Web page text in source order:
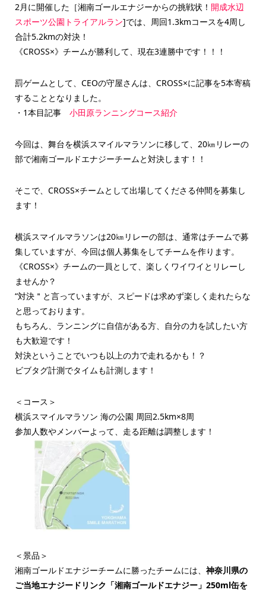
2月に開催した［湘南ゴールエナジーからの挑戦状！ 開成水辺
スポーツ公園トライアルラン]では、周回1.3kmコースを4周し
合計5.2kmの対決！
《CROSS×》チームが勝利して、現在3連勝中です！！！
罰ゲームとして、CEOの守屋さんは、CROSS×に記事を5本寄稿
することとなりました。
・1本目記事 小田原ランニングコース紹介
今回は、舞台を横浜スマイルマラソンに移して、20㎞リレーの
部で湘南ゴールドエナジーチームと対決します！！
そこで、CROSS×チームとして出場してくださる仲間を募集し
ます！
横浜スマイルマラソンは20㎞リレーの部は、通常はチームで募
集していますが、今回は個人募集をしてチームを作ります。
《CROSS×》チームの一員として、楽しくワイワイとリレーし
ませんか？
“対決＂と言っていますが、スピードは求めず楽しく走れたらな
と思っております。
もちろん、ランニングに自信がある方、自分の力を試したい方
も大歓迎です！
対決ということでいつも以上の力で走れるかも！？
ビブタグ計測でタイムも計測します！
＜コース＞
横浜スマイルマラソン 海の公園 周回2.5km×8周
参加人数やメンバーよって、走る距離は調整します！
＜景品＞
湘南ゴールドエナジーチームに勝ったチームには、 神奈川県の
ご当地エナジードリンク「湘南ゴールドエナジー」250ml缶を